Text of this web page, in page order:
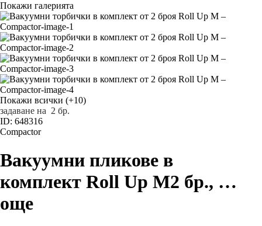
Покажи галерията
Покажи всички (+10)
задаване на 2 бр.
ID: 648316
Compactor
Вакуумни пликове в
комплект Roll Up M2 бр., …
още